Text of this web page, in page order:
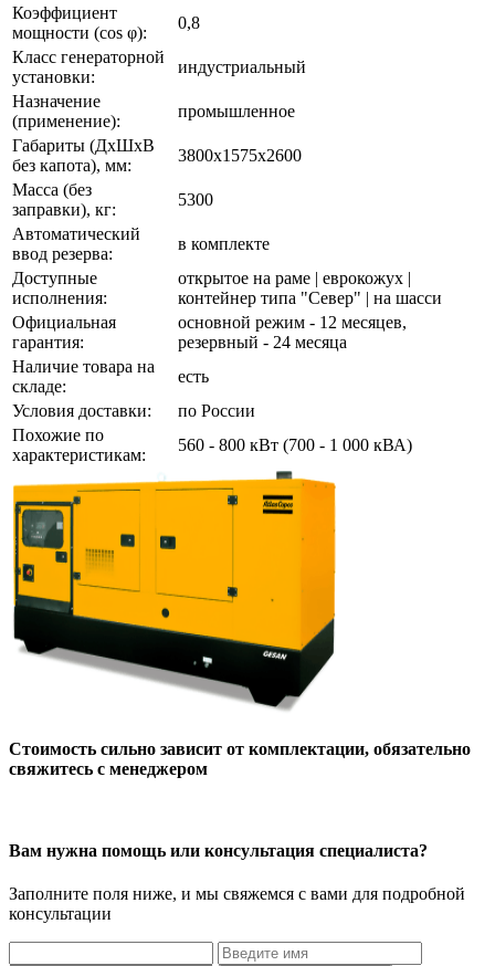
Коэффициент
мощности (cos φ):
0,8
Класс генераторной
установки:
индустриальный
Назначение
(применение):
промышленное
Габариты (ДхШхВ
без капота), мм:
3800х1575х2600
Масса (без
заправки), кг:
5300
Автоматический
ввод резерва:
в комплекте
Доступные
исполнения:
открытое на раме | еврокожух |
контейнер типа "Север" | на шасси
Официальная
гарантия:
основной режим - 12 месяцев,
резервный - 24 месяца
Наличие товара на
складе:
есть
Условия доставки:
по России
Похожие по
характеристикам:
560 - 800 кВт (700 - 1 000 кВА)
Стоимость сильно зависит от комплектации, обязательно
свяжитесь с менеджером
Вам нужна помощь или консультация специалиста?
Заполните поля ниже, и мы свяжемся с вами для подробной
консультации